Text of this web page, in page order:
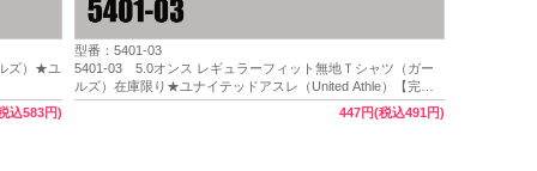
ズ）★ユ
込583円)
型番：5401-03
5401-03 5.0オンス レギュラーフィット無地Ｔシャツ（ガー
ルズ）在庫限り★ユナイテッドアスレ（United Athle）【完
売】
447円(税込491円)